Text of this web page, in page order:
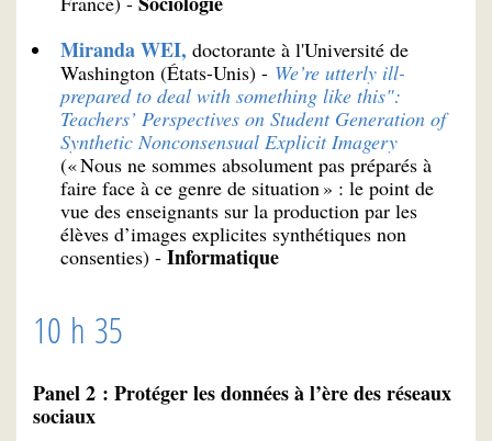
Miranda WEI, doctorante à l'Université de
Washington (États-Unis) - We’re utterly ill-
prepared to deal with something like this":
Teachers’ Perspectives on Student Generation of
Synthetic Nonconsensual Explicit Imagery
(« Nous ne sommes absolument pas préparés à
faire face à ce genre de situation » : le point de
vue des enseignants sur la production par les
élèves d’images explicites synthétiques non
consenties) - Informatique
10 h 35
Panel 2 : Protéger les données à l’ère des réseaux
sociaux